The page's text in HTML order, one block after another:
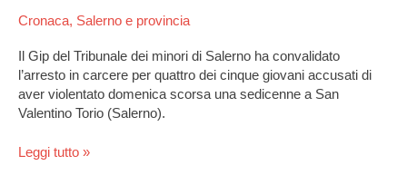
Cronaca, Salerno e provincia
Il Gip del Tribunale dei minori di Salerno ha convalidato
l’arresto in carcere per quattro dei cinque giovani accusati di
aver violentato domenica scorsa una sedicenne a San
Valentino Torio (Salerno).
l’arresto
i
4
minori
Leggi tutto »